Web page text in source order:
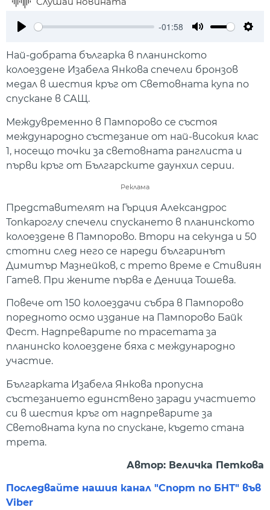
-01:58
Най-добрата българка в планинското
колоездене Изабела Янкова спечели бронзов
медал в шестия кръг от Световната купа по
спускане в САЩ.
Междувременно в Пампорово се състоя
международно състезание от най-високия клас
1, носещо точки за световната ранглиста и
първи кръг от Българските даунхил серии.
Реклама
Представителят на Гърция Александрос
Топкароглу спечели спускането в планинското
колоездене в Пампорово. Втори на секунда и 50
стотни след него се нареди българинът
Димитър Мазнейков, с трето време е Стивиян
Гатев. При жените първа е Деница Тошева.
Повече от 150 колоездачи събра в Пампорово
поредното осмо издание на Пампорово Байк
Фест. Надпреварите по трасетата за
планинско колоездене бяха с международно
участие.
Българката Изабела Янкова пропусна
състезанието единствено заради участието
си в шестия кръг от надпреварите за
Световната купа по спускане, където стана
трета.
Автор: Величка Петкова
Последвайте нашия канал "Спорт по БНТ" във
Viber